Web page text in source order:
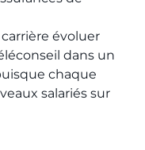
évoluer
dans un
chaque
salariés sur